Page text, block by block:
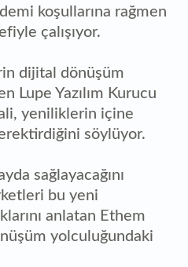
koşullarına rağmen
çalışıyor.
dijital dönüşüm
Lupe Yazılım Kurucu
yeniliklerin içine
söylüyor.
sağlayacağını
bu yeni
anlatan Ethem
yolculuğundaki